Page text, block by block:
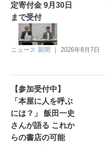
定寄付金 9月30日
まで受付
ニュース 新聞 ｜2026年8月7日
【参加受付中】
「本屋に人を呼ぶ
には？」 飯田一史
さんが語る これか
らの書店の可能